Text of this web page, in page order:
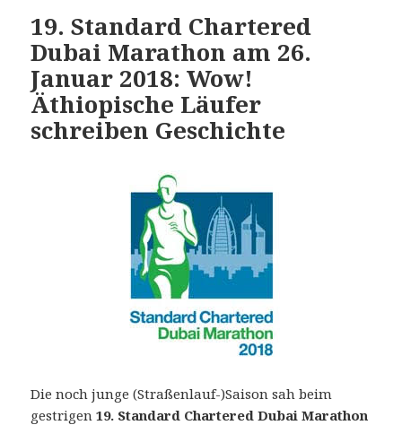
19. Standard Chartered
Dubai Marathon am 26.
Januar 2018: Wow!
Äthiopische Läufer
schreiben Geschichte
Die noch junge (Straßenlauf-)Saison sah beim
gestrigen19. Standard Chartered Dubai Marathon